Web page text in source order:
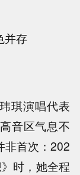
并存
琪演唱代表
音区气息不
非首次：202
时，她全程